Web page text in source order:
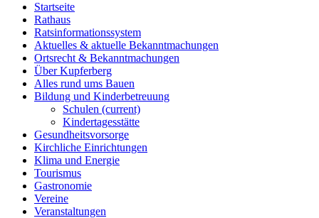
Startseite
Rathaus
Ratsinformationssystem
Aktuelles & aktuelle Bekanntmachungen
Ortsrecht & Bekanntmachungen
Über Kupferberg
Alles rund ums Bauen
Bildung und Kinderbetreuung
Schulen (current)
Kindertagesstätte
Gesundheitsvorsorge
Kirchliche Einrichtungen
Klima und Energie
Tourismus
Gastronomie
Vereine
Veranstaltungen